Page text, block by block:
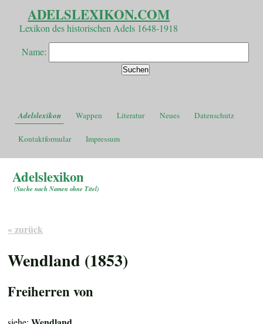
ADELSLEXIKON.COM
Lexikon des historischen Adels 1648-1918
Name:
Adelslexikon Wappen Literatur Neues Datenschutz
Kontaktformular Impressum
Adelslexikon
(Suche nach Namen ohne Titel)
« zurück
Wendland (1853)
Freiherren von